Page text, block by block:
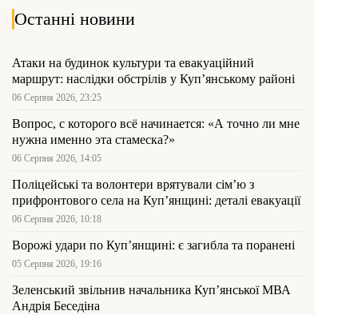
Останні новини
Атаки на будинок культури та евакуаційний
маршрут: наслідки обстрілів у Куп’янському районі
06 Серпня 2026, 23:25
Вопрос, с которого всё начинается: «А точно ли мне
нужна именно эта стамеска?»
06 Серпня 2026, 14:05
Поліцейські та волонтери врятували сім’ю з
прифронтового села на Куп’янщині: деталі евакуації
06 Серпня 2026, 10:18
Ворожі удари по Куп’янщині: є загибла та поранені
05 Серпня 2026, 19:16
Зеленський звільнив начальника Купʼянської МВА
Андрія Беседіна